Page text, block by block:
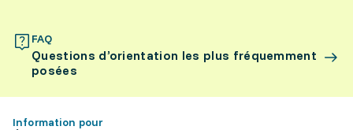
FAQ
Questions d’orientation les plus fréquemment
posées
Information pour